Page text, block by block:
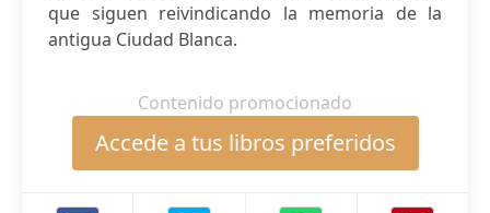
que siguen reivindicando la memoria de la
antigua Ciudad Blanca.
Contenido promocionado
Accede a tus libros preferidos